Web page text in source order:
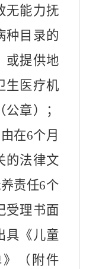
无能力抚
种目录的
或提供地
生医疗机
章）；
在6个月
的法律文
责任6个
受理书面
具《儿童
（附件